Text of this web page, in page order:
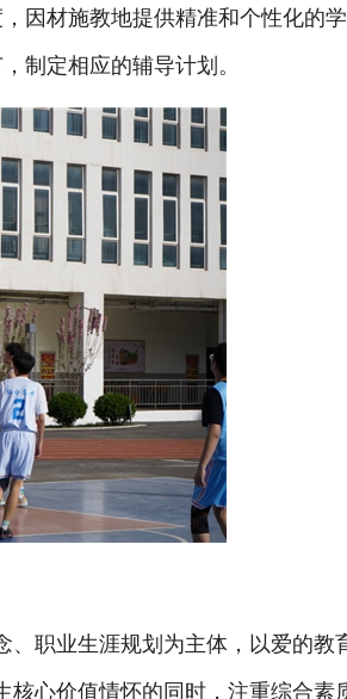
因材施教地提供精准和个性化的
制定相应的辅导计划。
职业生涯规划为主体，以爱的教
核心价值情怀的同时，注重综合素